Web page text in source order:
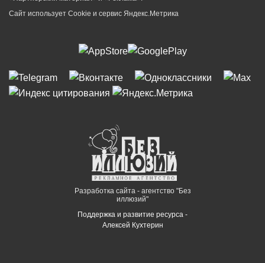
Сайт использует Cookie и сервиc Яндекс.Метрика
Разработка сайта - агентство "Без
иллюзий"
Поддержка и развитие ресурса -
Алексей Кухтерин